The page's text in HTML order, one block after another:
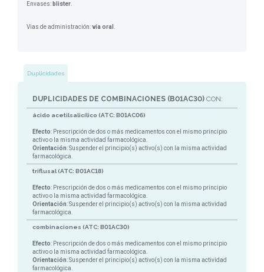
Envases: blister
Vias de administración:vía oral
Duplicidades
DUPLICIDADES DE COMBINACIONES (B01AC30) CON:
ácido acetilsalicílico (ATC: B01AC06)
Efecto: Prescripción de dos o más medicamentos con el mismo principio
activo o la misma actividad farmacológica.
Orientación: Suspender el principio(s) activo(s) con la misma actividad
farmacológica.
triflusal (ATC: B01AC18)
Efecto: Prescripción de dos o más medicamentos con el mismo principio
activo o la misma actividad farmacológica.
Orientación: Suspender el principio(s) activo(s) con la misma actividad
farmacológica.
combinaciones (ATC: B01AC30)
Efecto: Prescripción de dos o más medicamentos con el mismo principio
activo o la misma actividad farmacológica.
Orientación: Suspender el principio(s) activo(s) con la misma actividad
farmacológica.